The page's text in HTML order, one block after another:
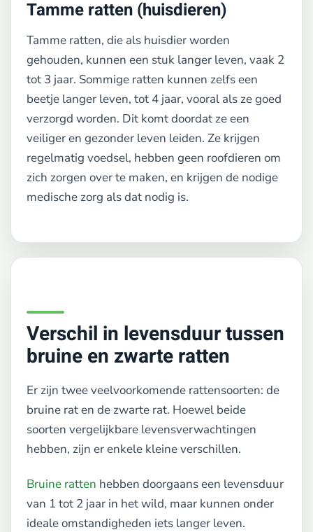
Tamme ratten (huisdieren)
Tamme ratten, die als huisdier worden
gehouden, kunnen een stuk langer leven, vaak 2
tot 3 jaar. Sommige ratten kunnen zelfs een
beetje langer leven, tot 4 jaar, vooral als ze goed
verzorgd worden. Dit komt doordat ze een
veiliger en gezonder leven leiden. Ze krijgen
regelmatig voedsel, hebben geen roofdieren om
zich zorgen over te maken, en krijgen de nodige
medische zorg als dat nodig is.
Verschil in levensduur tussen
bruine en zwarte ratten
Er zijn twee veelvoorkomende rattensoorten: de
bruine rat en de zwarte rat. Hoewel beide
soorten vergelijkbare levensverwachtingen
hebben, zijn er enkele kleine verschillen.
Bruine ratten hebben doorgaans een levensduur
van 1 tot 2 jaar in het wild, maar kunnen onder
ideale omstandigheden iets langer leven.